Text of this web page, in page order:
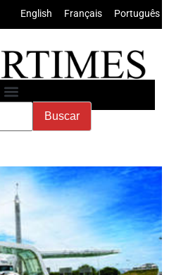
English Français Português